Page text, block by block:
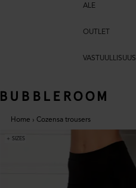
ALE
OUTLET
VASTUULLISUUS
Home › Cozensa trousers
+ SIZES